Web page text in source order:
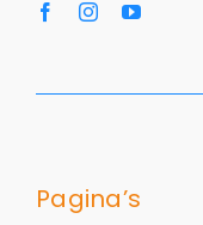
Pagina’s